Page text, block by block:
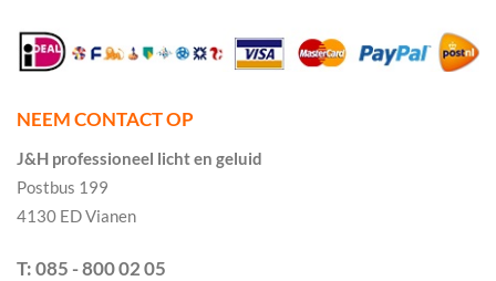
NEEM CONTACT OP
J&H professioneel licht en geluid
Postbus 199
4130 ED Vianen
T: 085 - 800 02 05